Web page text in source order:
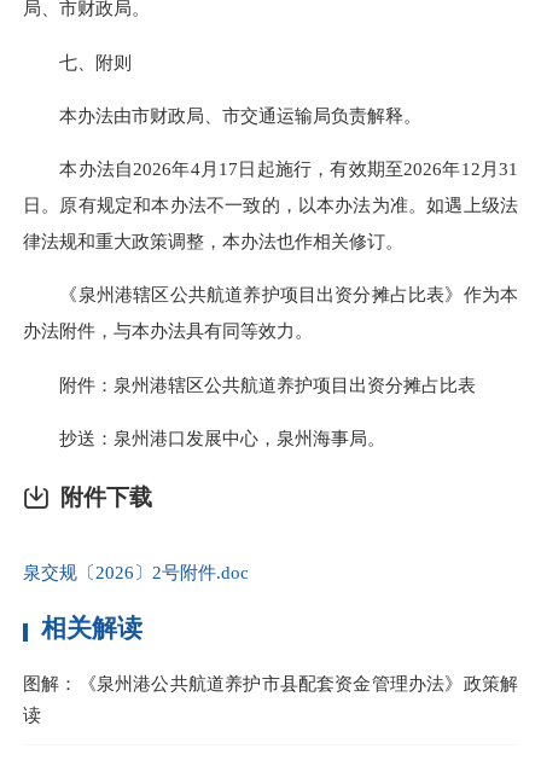
局、市财政局。
七、附则​
本办法由市财政局、市交通运输局负责解释。​
本办法自2026年4月17日起施行，有效期至2026年12月31
日。原有规定和本办法不一致的，以本办法为准。如遇上级法
律法规和重大政策调整，本办法也作相关修订。
《泉州港辖区公共航道养护项目出资分摊占比表》作为本
办法附件，与本办法具有同等效力。​
附件：泉州港辖区公共航道养护项目出资分摊占比表
抄送：泉州港口发展中心，泉州海事局。
附件下载
泉交规〔2026〕2号附件.doc
相关解读
图解：《泉州港公共航道养护市县配套资金管理办法》政策解
读